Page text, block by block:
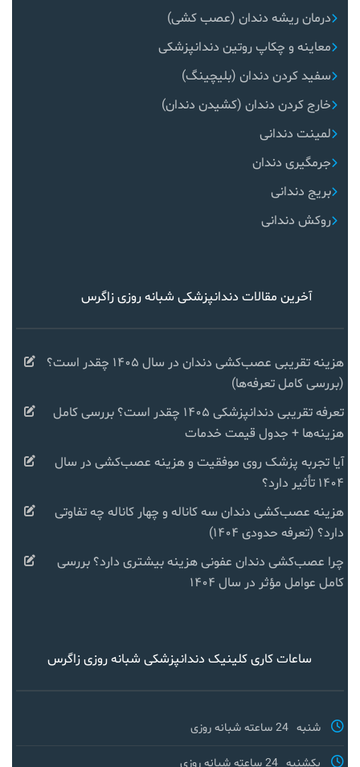
درمان ریشه دندان (عصب کشی)
معاینه و چکاپ روتین دندانپزشکی
سفید کردن دندان (بلیچینگ)
خارج کردن دندان (کشیدن دندان)
لمینت دندانی
جرمگیری دندان
بریج دندانی
روکش دندانی
آخرین مقالات دندانپزشکی شبانه روزی زاگرس
هزینه تقریبی عصب‌کشی دندان در سال ۱۴۰۵ چقدر است؟
(بررسی کامل تعرفه‌ها)
تعرفه تقریبی دندانپزشکی ۱۴۰۵ چقدر است؟ بررسی کامل
هزینه‌ها + جدول قیمت خدمات
آیا تجربه پزشک روی موفقیت و هزینه عصب‌کشی در سال
۱۴۰۴ تأثیر دارد؟
هزینه عصب‌کشی دندان سه کاناله و چهار کاناله چه تفاوتی
دارد؟ (تعرفه حدودی ۱۴۰۴)
چرا عصب‌کشی دندان عفونی هزینه بیشتری دارد؟ بررسی
کامل عوامل مؤثر در سال ۱۴۰۴
ساعات کاری کلینیک دندانپزشکی شبانه روزی زاگرس
شنبه 24 ساعته شبانه روزی
یکشنبه 24 ساعته شبانه روزی